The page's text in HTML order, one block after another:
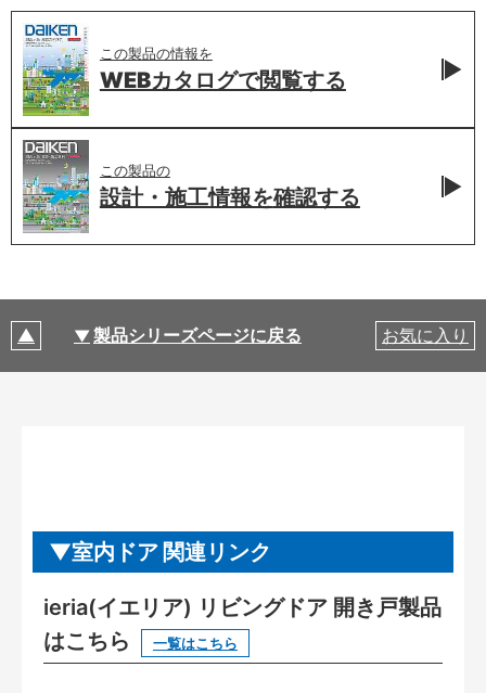
この製品の情報を
WEBカタログで閲覧する
この製品の
設計・施工情報を確認する
製品シリーズページに戻る お気に入り
室内ドア 関連リンク
ieria(イエリア) リビングドア 開き戸製品
はこちら
一覧はこちら